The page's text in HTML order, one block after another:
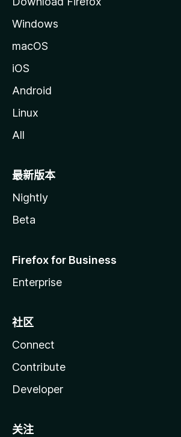
Windows
macOS
iOS
Android
Linux
All
最新版本
Nightly
Beta
Firefox for Business
Enterprise
社区
Connect
Contribute
Developer
关注